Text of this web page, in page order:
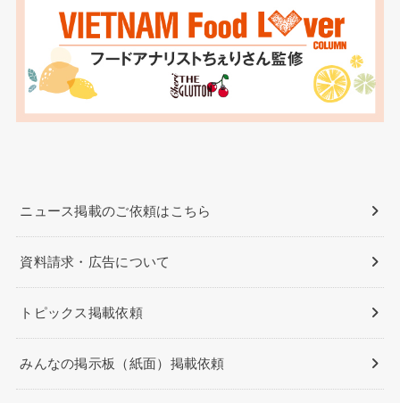
ニュース掲載のご依頼はこちら
資料請求・広告について
トピックス掲載依頼
みんなの掲示板（紙面）掲載依頼